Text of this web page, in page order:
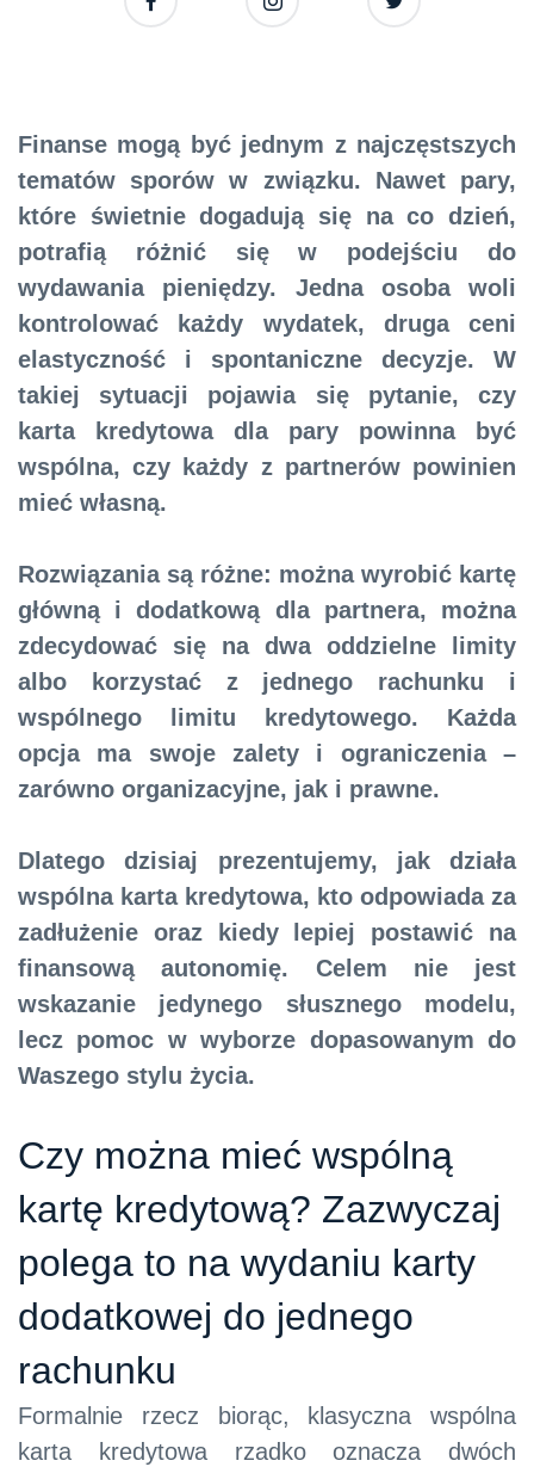
Finanse mogą być jednym z najczęstszych
tematów sporów w związku. Nawet pary,
które świetnie dogadują się na co dzień,
potrafią różnić się w podejściu do
wydawania pieniędzy. Jedna osoba woli
kontrolować każdy wydatek, druga ceni
elastyczność i spontaniczne decyzje. W
takiej sytuacji pojawia się pytanie, czy
karta kredytowa dla pary powinna być
wspólna, czy każdy z partnerów powinien
mieć własną.
Rozwiązania są różne: można wyrobić kartę
główną i dodatkową dla partnera, można
zdecydować się na dwa oddzielne limity
albo korzystać z jednego rachunku i
wspólnego limitu kredytowego. Każda
opcja ma swoje zalety i ograniczenia –
zarówno organizacyjne, jak i prawne.
Dlatego dzisiaj prezentujemy, jak działa
wspólna karta kredytowa, kto odpowiada za
zadłużenie oraz kiedy lepiej postawić na
finansową autonomię. Celem nie jest
wskazanie jedynego słusznego modelu,
lecz pomoc w wyborze dopasowanym do
Waszego stylu życia.
Czy można mieć wspólną
kartę kredytową? Zazwyczaj
polega to na wydaniu karty
dodatkowej do jednego
rachunku
Formalnie rzecz biorąc, klasyczna wspólna
karta kredytowa rzadko oznacza dwóch